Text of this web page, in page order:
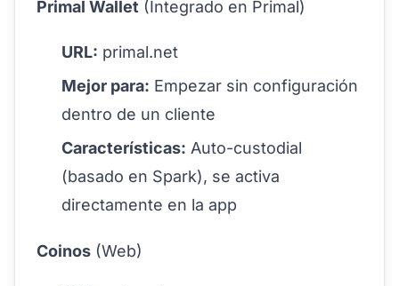
Primal Wallet (Integrado en Primal)
URL: primal.net
Mejor para: Empezar sin configuración
dentro de un cliente
Características: Auto-custodial
(basado en Spark), se activa
directamente en la app
Coinos (Web)